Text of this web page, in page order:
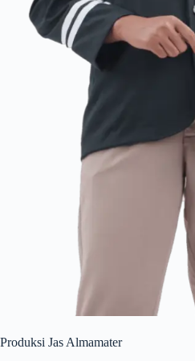
Produksi Jas Almamater